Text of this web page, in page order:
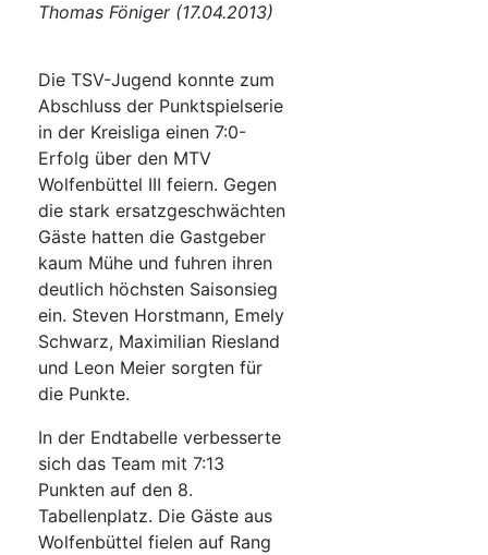
Thomas Föniger (17.04.2013)
Die TSV-Jugend konnte zum
Abschluss der Punktspielserie
in der Kreisliga einen 7:0-
Erfolg über den MTV
Wolfenbüttel III feiern. Gegen
die stark ersatzgeschwächten
Gäste hatten die Gastgeber
kaum Mühe und fuhren ihren
deutlich höchsten Saisonsieg
ein. Steven Horstmann, Emely
Schwarz, Maximilian Riesland
und Leon Meier sorgten für
die Punkte.
In der Endtabelle verbesserte
sich das Team mit 7:13
Punkten auf den 8.
Tabellenplatz. Die Gäste aus
Wolfenbüttel fielen auf Rang